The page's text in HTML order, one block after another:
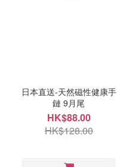
日本直送-天然磁性健康手
鏈 9月尾
HK$88.00
HK$128.00